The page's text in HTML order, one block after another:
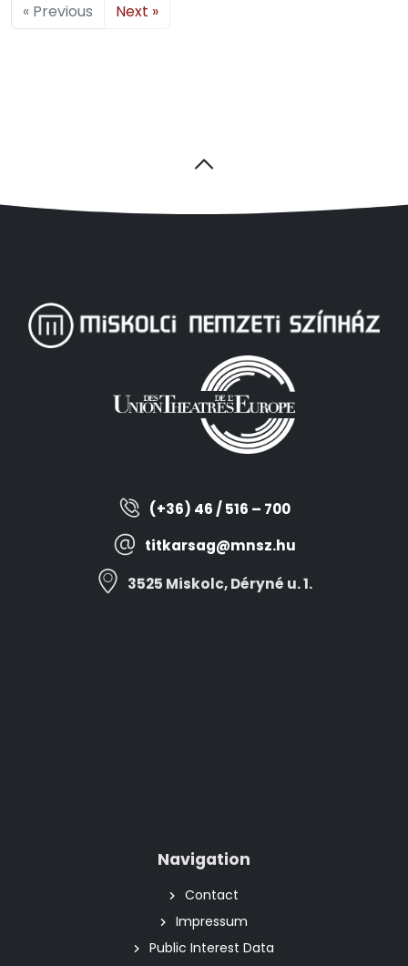
« Previous Next »
(+36) 46 / 516 – 700
titkarsag@mnsz.hu
3525 Miskolc, Déryné u. 1.
Navigation
Contact
Impressum
Public Interest Data